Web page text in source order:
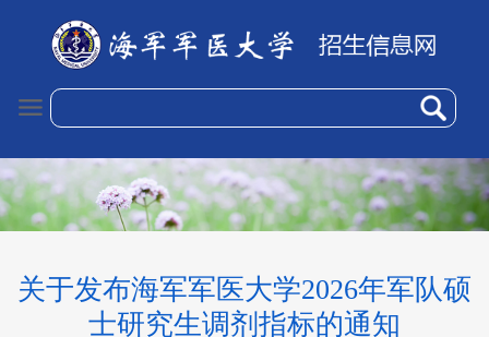
关于发布海军军医大学2026年军队硕
士研究生调剂指标的通知